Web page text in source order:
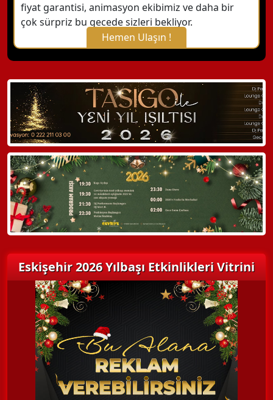
fiyat garantisi, animasyon ekibimiz ve daha bir
çok sürpriz bu gecede sizleri bekliyor.
Hemen Ulaşın !
X Kapat
WhatsApp ile Bilgi Alın
Hemen Arayın
Detaylı Bilgi Alın
Eskişehir 2026 Yılbaşı Etkinlikleri Vitrini